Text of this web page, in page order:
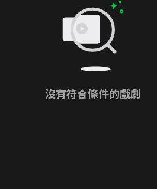
沒有符合條件的戲劇